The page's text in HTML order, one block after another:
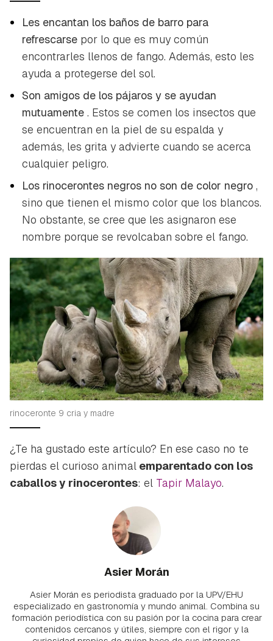
Les encantan los baños de barro para
refrescarse por lo que es muy común
encontrarles llenos de fango. Además, esto les
ayuda a protegerse del sol.
Son amigos de los pájaros y se ayudan
mutuamente . Estos se comen los insectos que
se encuentran en la piel de su espalda y
además, les grita y advierte cuando se acerca
cualquier peligro.
Los rinocerontes negros no son de color negro ,
sino que tienen el mismo color que los blancos.
No obstante, se cree que les asignaron ese
nombre porque se revolcaban sobre el fango.
rinoceronte 9 cria y madre
¿Te ha gustado este artículo? En ese caso no te
pierdas el curioso animal emparentado con los
caballos y rinocerontes: el Tapir Malayo.
Asier Morán
Asier Morán es periodista graduado por la UPV/EHU
especializado en gastronomía y mundo animal. Combina su
formación periodística con su pasión por la cocina para crear
contenidos cercanos y útiles, siempre con el rigor y la